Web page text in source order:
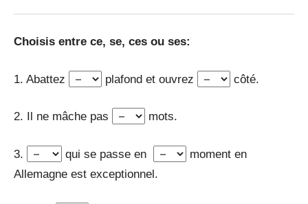
Choisis entre ce, se, ces ou ses:
1. Abattez plafond et ouvrez côté.
2. Il ne mâche pas mots.
3. qui se passe en
moment en
Allemagne est exceptionnel.